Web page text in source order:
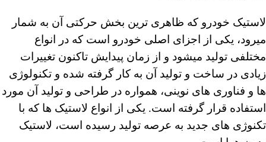
لاستیک خودرو که ظاهری ترین بخش حرکتی آن به شمار
میرود، یکی از اجزای اصلی خودرو است که در انواع
مختلفی تولید میشود و از زمان پیدایش تاکنون تغییرات
زیادی در ساخت و تولید آن به کار گرفته شده و تکنولوژی
ها و فناوری های نوینی، همواره در طراحی و تولید آن مورد
استفاده قرار گرفته است. یکی از انواع لاستیک ها که با
تکنوژی های جدید به عرصه تولید رسیده است، لاستیک